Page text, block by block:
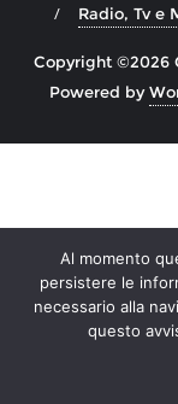
Radio, Tv e
Copyright ©2026
Powered by
Al momento
persistere le
necessario alla
questo